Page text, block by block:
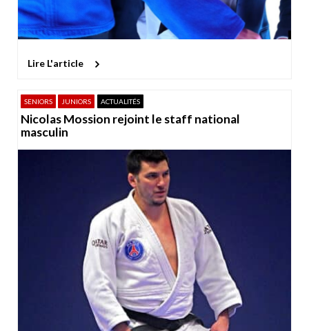
Lire L'article
SENIORS JUNIORS ACTUALITÉS
Nicolas Mossion rejoint le staff national
masculin